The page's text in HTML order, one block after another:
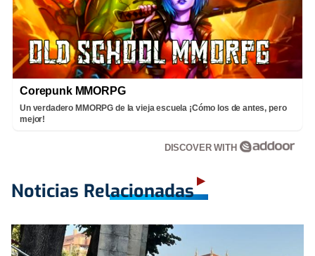
Corepunk MMORPG
Un verdadero MMORPG de la vieja escuela ¡Cómo los de antes, pero
mejor!
DISCOVER WITH
Noticias Relacionadas